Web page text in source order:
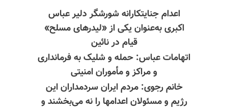
اعدام جنایتکارانه شورشگر دلیر عباس
اکبری به‌عنوان یکی از «لیدرهای مسلح»
قیام در نائین
اتهامات عباس: حمله و شلیک به فرمانداری
و مراکز و مأموران امنیتی
خانم رجوی: مردم ایران سردمداران این
رژیم و مسئولان اعدامها را نه می‌بخشند و